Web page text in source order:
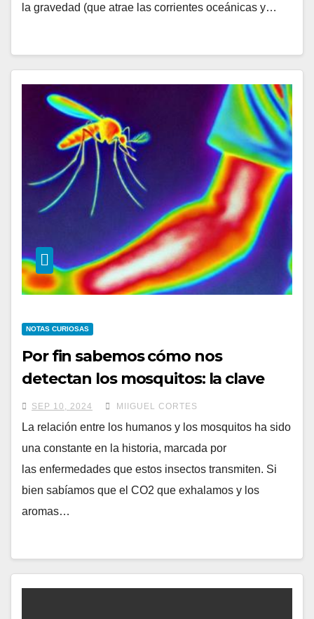
la gravedad (que atrae las corrientes oceánicas y…
NOTAS CURIOSAS
Por fin sabemos cómo nos
detectan los mosquitos: la clave
está en la radiación infrarroja
SEP 10, 2024 MIIGUEL CORTES
La relación entre los humanos y los mosquitos ha sido
una constante en la historia, marcada por
las enfermedades que estos insectos transmiten. Si
bien sabíamos que el CO2 que exhalamos y los
aromas…